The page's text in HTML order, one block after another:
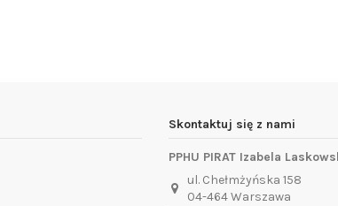
Skontaktuj się z nami
PPHU PIRAT Izabela
ul. Chełmżyńska 158
04-464 Warszawa